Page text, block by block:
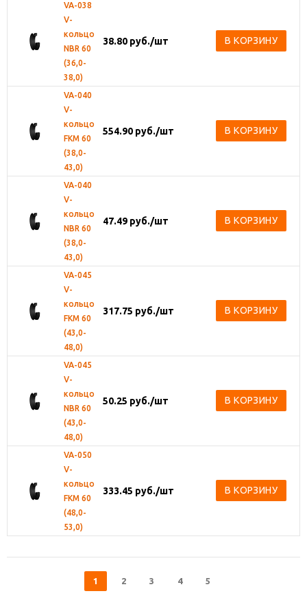
VA-038
V-
кольцо
NBR 60
(36,0-
38,0)
38.80 руб./шт В КОРЗИНУ
VA-040
V-
кольцо
FKM 60
(38,0-
43,0)
554.90 руб./шт В КОРЗИНУ
VA-040
V-
кольцо
NBR 60
(38,0-
43,0)
47.49 руб./шт В КОРЗИНУ
VA-045
V-
кольцо
FKM 60
(43,0-
48,0)
317.75 руб./шт В КОРЗИНУ
VA-045
V-
кольцо
NBR 60
(43,0-
48,0)
50.25 руб./шт В КОРЗИНУ
VA-050
V-
кольцо
FKM 60
(48,0-
53,0)
333.45 руб./шт В КОРЗИНУ
1 2 3 4 5